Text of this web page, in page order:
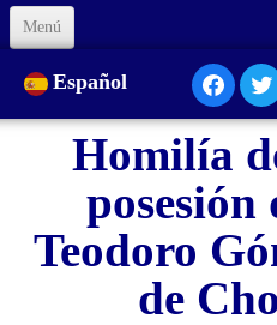
Menú
Inicio
Sobre Nosotros
Nuestra Presencia...
Formación
Animación
Español
Homilía
posesión
Teodoro
de